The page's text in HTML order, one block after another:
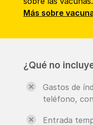
Más sobre
¿Qué no
Gastos de
teléfono,
Entrada